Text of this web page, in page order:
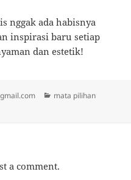
nggak ada habisnya
inspirasi baru setiap
dan estetik!
Categories
mata pilihan
a comment.